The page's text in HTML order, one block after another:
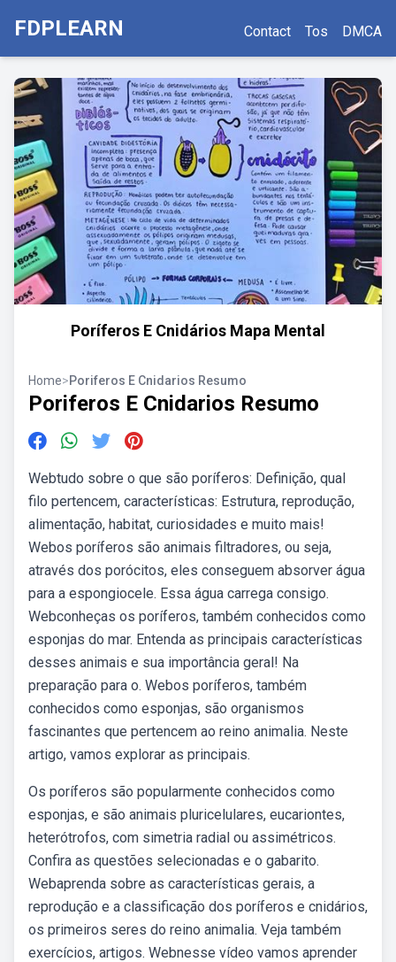
FDPLEARN Contact Tos DMCA
Poríferos E Cnidários Mapa Mental
Home>Poriferos E Cnidarios Resumo
Poriferos E Cnidarios Resumo
Webtudo sobre o que são poríferos: Definição, qual
filo pertencem, características: Estrutura, reprodução,
alimentação, habitat, curiosidades e muito mais!
Webos poríferos são animais filtradores, ou seja,
através dos porócitos, eles conseguem absorver água
para a espongiocele. Essa água carrega consigo.
Webconheças os poríferos, também conhecidos como
esponjas do mar. Entenda as principais características
desses animais e sua importância geral! Na
preparação para o. Webos poríferos, também
conhecidos como esponjas, são organismos
fascinantes que pertencem ao reino animalia. Neste
artigo, vamos explorar as principais.
Os poríferos são popularmente conhecidos como
esponjas, e são animais pluricelulares, eucariontes,
heterótrofos, com simetria radial ou assimétricos.
Confira as questões selecionadas e o gabarito.
Webaprenda sobre as características gerais, a
reprodução e a classificação dos poríferos e cnidários,
os primeiros seres do reino animalia. Veja também
exercícios, artigos. Webnesse vídeo vamos aprender